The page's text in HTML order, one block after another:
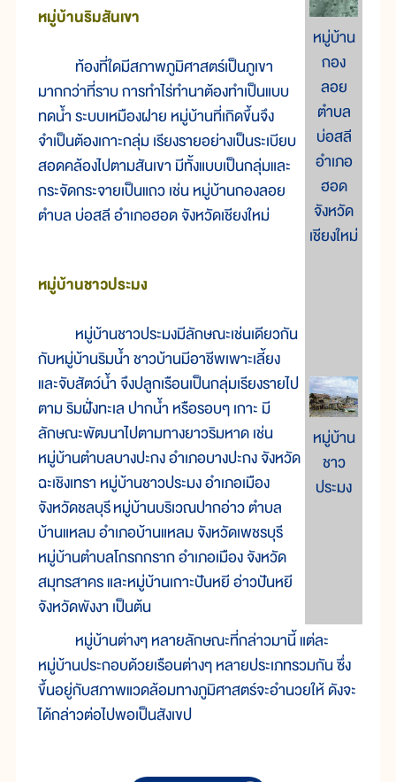
หมู่บ้านริมสันเขา
ท้องที่ใดมีสภาพภูมิศาสตร์เป็นภูเขา
มากกว่าที่ราบ การทำไร่ทำนาต้องทำเป็นแบบ
ทดน้ำ ระบบเหมืองฝาย หมู่บ้านที่เกิดขึ้นจึง
จำเป็นต้องเกาะกลุ่ม เรียงรายอย่างเป็นระเบียบ
สอดคล้องไปตามสันเขา มีทั้งแบบเป็นกลุ่มและ
กระจัดกระจายเป็นแถว เช่น หมู่บ้านกองลอย
ตำบล บ่อสลี อำเภอฮอด จังหวัดเชียงใหม่
หมู่บ้าน
กอง
ลอย
ตำบล
บ่อสลี
อำเภอ
ฮอด
จังหวัด
เชียงใหม่
หมู่บ้านชาวประมง
หมู่บ้านชาวประมงมีลักษณะเช่นเดียวกัน
กับหมู่บ้านริมน้ำ ชาวบ้านมีอาชีพเพาะเลี้ยง
และจับสัตว์น้ำ จึงปลูกเรือนเป็นกลุ่มเรียงรายไป
ตาม ริมฝั่งทะเล ปากน้ำ หรือรอบๆ เกาะ มี
ลักษณะพัฒนาไปตามทางยาวริมหาด เช่น
หมู่บ้านตำบลบางปะกง อำเภอบางปะกง จังหวัด
ฉะเชิงเทรา หมู่บ้านชาวประมง อำเภอเมือง
จังหวัดชลบุรี หมู่บ้านบริเวณปากอ่าว ตำบล
บ้านแหลม อำเภอบ้านแหลม จังหวัดเพชรบุรี
หมู่บ้านตำบลโกรกกราก อำเภอเมือง จังหวัด
สมุทรสาคร และหมู่บ้านเกาะปันหยี อ่าวปันหยี
จังหวัดพังงา เป็นต้น
หมู่บ้าน
ชาว
ประมง
หมู่บ้านต่างๆ หลายลักษณะที่กล่าวมานี้ แต่ละ
หมู่บ้านประกอบด้วยเรือนต่างๆ หลายประเภทรวมกัน ซึ่ง
ขึ้นอยู่กับสภาพแวดล้อมทางภูมิศาสตร์จะอำนวยให้ ดังจะ
ได้กล่าวต่อไปพอเป็นสังเขป